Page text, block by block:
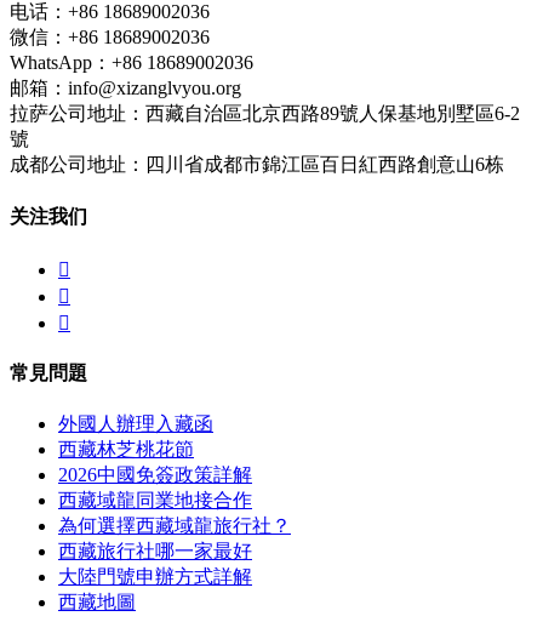
电话：+86 18689002036
微信：+86 18689002036
WhatsApp：+86 18689002036
邮箱：info@xizanglvyou.org
拉萨公司地址：西藏自治區北京西路89號人保基地別墅區6-2
號
成都公司地址：四川省成都市錦江區百日紅西路創意山6栋
关注我们



常見問題
外國人辦理入藏函
西藏林芝桃花節
2026中國免簽政策詳解
西藏域龍同業地接合作
為何選擇西藏域龍旅行社？
西藏旅行社哪一家最好
大陸門號申辦方式詳解
西藏地圖